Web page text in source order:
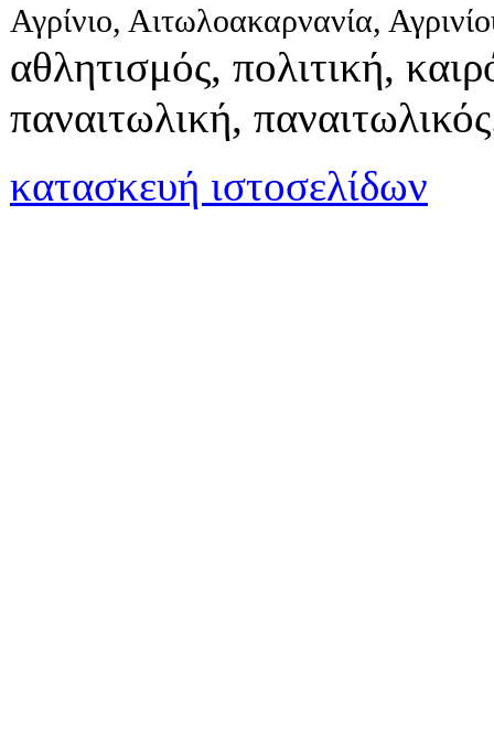
Αγρίνιο, Αιτωλοακαρνανία,
αθλητισμός, πολιτική,
παναιτωλική,
κατασκευή ιστοσελίδων